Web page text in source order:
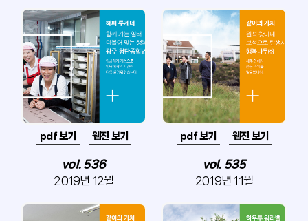
pdf 보기 웹진 보기
vol. 536
2019년 12월
pdf 보기 웹진 보기
vol. 535
2019년 11월